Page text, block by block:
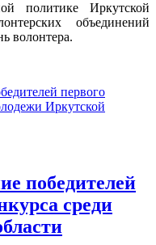
политике Иркутской
объединений
волонтера.
победителей
среди